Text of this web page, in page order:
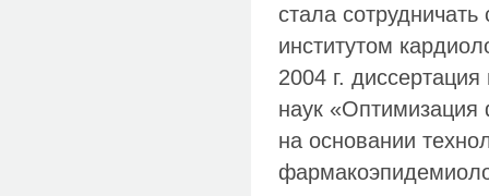
стала
институтом
2004 г.
наук «Оптимизация
на основании